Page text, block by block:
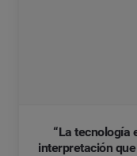
“La tecnología
interpretación